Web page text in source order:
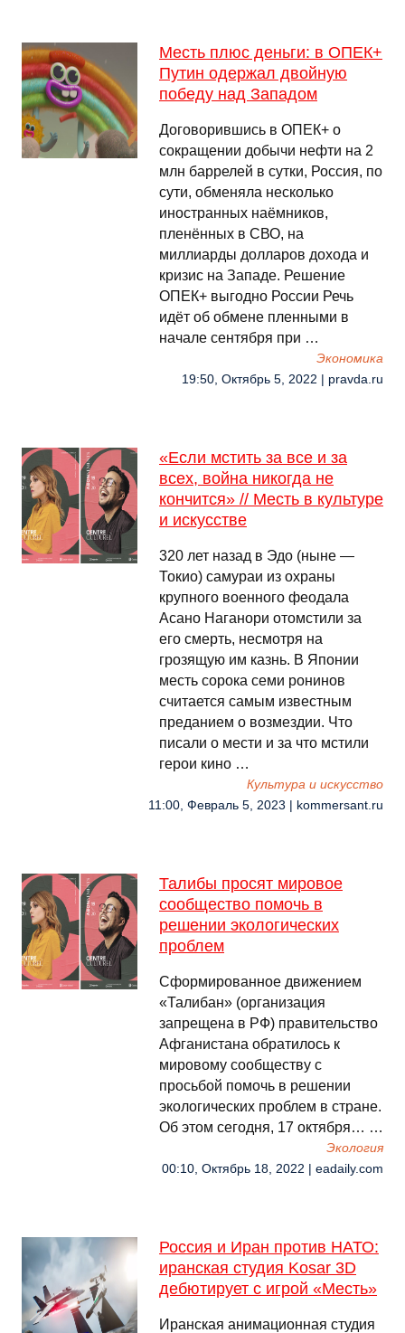
Месть плюс деньги: в ОПЕК+
Путин одержал двойную
победу над Западом
Договорившись в ОПЕК+ о
сокращении добычи нефти на 2
млн баррелей в сутки, Россия, по
сути, обменяла несколько
иностранных наёмников,
пленённых в СВО, на
миллиарды долларов дохода и
кризис на Западе. Решение
ОПЕК+ выгодно России Речь
идёт об обмене пленными в
начале сентября при …
Экономика
19:50, Октябрь 5, 2022 | pravda.ru
«Если мстить за все и за
всех, война никогда не
кончится» // Месть в культуре
и искусстве
320 лет назад в Эдо (ныне —
Токио) самураи из охраны
крупного военного феодала
Асано Наганори отомстили за
его смерть, несмотря на
грозящую им казнь. В Японии
месть сорока семи ронинов
считается самым известным
преданием о возмездии. Что
писали о мести и за что мстили
герои кино …
Культура и искусство
11:00, Февраль 5, 2023 | kommersant.ru
Талибы просят мировое
сообщество помочь в
решении экологических
проблем
Сформированное движением
«Талибан» (организация
запрещена в РФ) правительство
Афганистана обратилось к
мировому сообществу с
просьбой помочь в решении
экологических проблем в стране.
Об этом сегодня, 17 октября… …
Экология
00:10, Октябрь 18, 2022 | eadaily.com
Россия и Иран против НАТО:
иранская студия Kosar 3D
дебютирует с игрой «Месть»
Иранская анимационная студия